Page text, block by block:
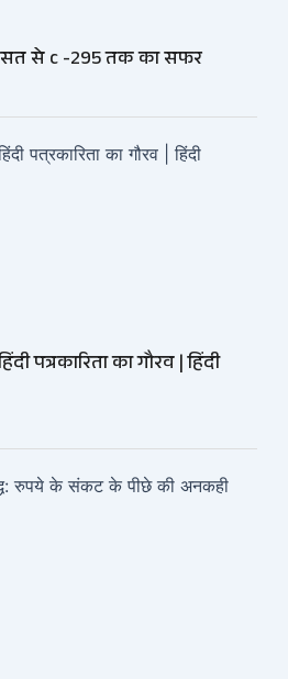
से c -295 तक का सफर
पत्रकारिता का गौरव | हिंदी